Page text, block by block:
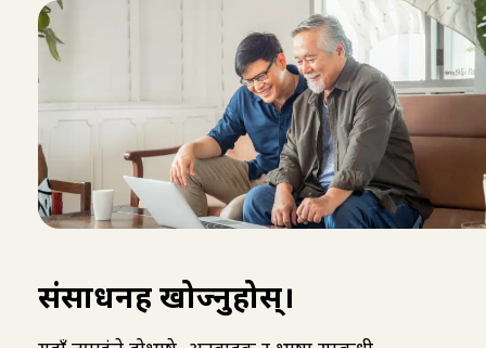
संसाधनहरू खोज्नुहोस्।